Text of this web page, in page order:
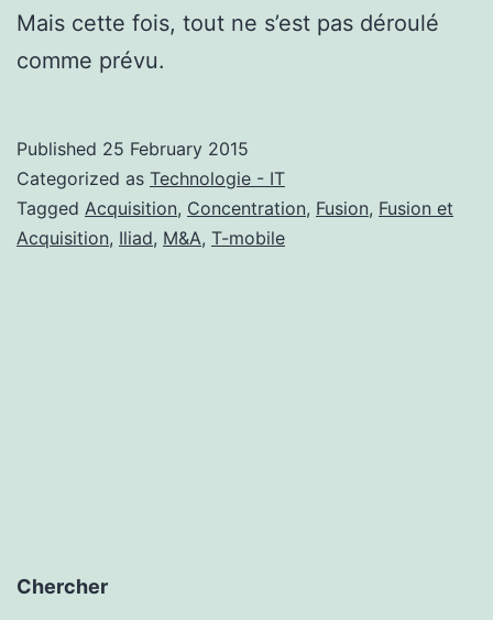
Mais cette fois, tout ne s’est pas déroulé
comme prévu.
Published 25 February 2015
Categorized as Technologie - IT
Tagged Acquisition, Concentration, Fusion, Fusion et
Acquisition, Iliad, M&A, T-mobile
Chercher